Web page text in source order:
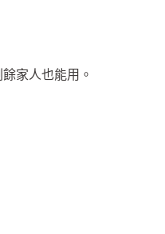
家人也能用。